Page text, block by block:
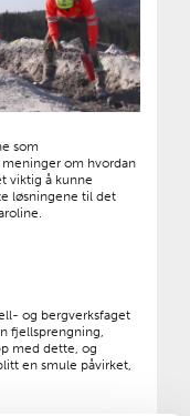
som
om hvordan
viktig å kunne
løsningene til det
og bergverksfaget
fjellsprengning,
med dette, og
en smule påvirket,